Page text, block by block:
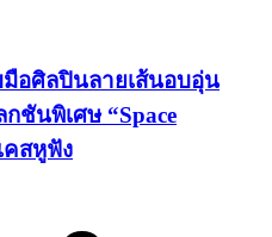
มือศิลปินลายเส้นอบอุ่น
ชันพิเศษ “Space
คสหูฟัง